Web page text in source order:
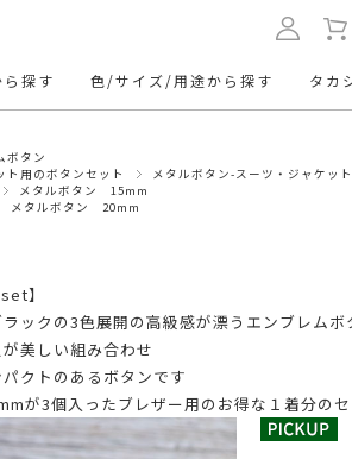
探す
本水牛ボタン く
レザーボタン
ヴィンテージボタン ア
色/サイズ/用途から探す
～25mm
～
・パーツ
～9mm
タカ
ボタン
ト用のボタンセット
メタルボタン-スーツ・ジャケッ
メタルボタン 15mm
メタルボタン 20mm
】
ックの3色展開の高級感が漂うエンブレムボ
美しい組み合わせ
クトのあるボタンです
が3個入ったブレザー用のお得な１着分の